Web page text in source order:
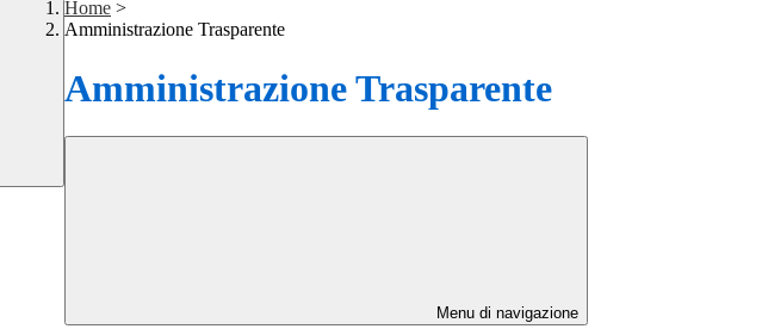
Home >
Amministrazione Trasparente
Amministrazione Trasparente
Menu di navigazione